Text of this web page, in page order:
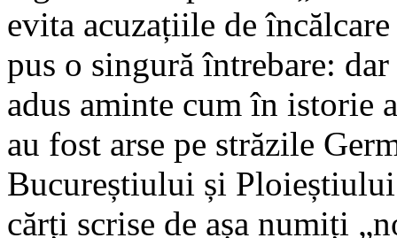
evita acuzațiile de
pus o singură întrebare:
adus aminte cum în istorie
au fost arse pe străzile
Bucureștiului și
cărți scrise de așa numiți